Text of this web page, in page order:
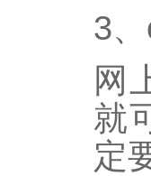
3
网
就
定